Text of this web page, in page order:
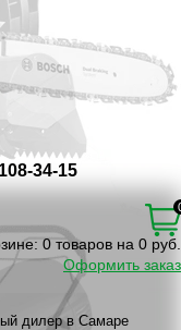
34-15
0 товаров на 0 руб.
Оформить заказ
дилер в Самаре